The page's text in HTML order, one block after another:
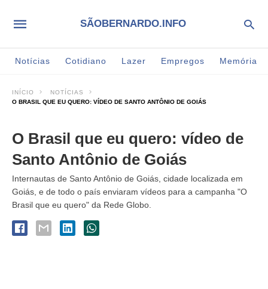
SÃOBERNARDO.INFO
Notícias Cotidiano Lazer Empregos Memória
INÍCIO
NOTÍCIAS
O BRASIL QUE EU QUERO: VÍDEO DE SANTO ANTÔNIO DE GOIÁS
O Brasil que eu quero: vídeo de
Santo Antônio de Goiás
Internautas de Santo Antônio de Goiás, cidade localizada em
Goiás, e de todo o país enviaram vídeos para a campanha "O
Brasil que eu quero" da Rede Globo.